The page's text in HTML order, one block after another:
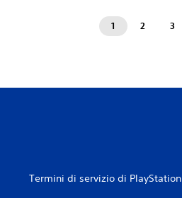
1 2 3
Termini di servizio di PlayStation